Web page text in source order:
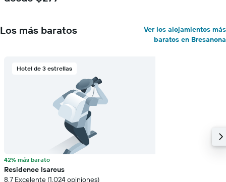
Los más baratos
Ver los alojamientos más
baratos en Bresanona
Hotel de 3 estrellas
42% más barato
Residence Isarcus
8.7 Excelente (1.024 opiniones)